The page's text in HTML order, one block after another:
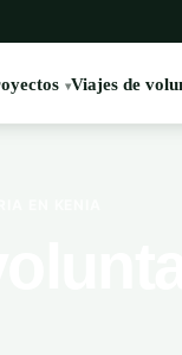
Viajes de